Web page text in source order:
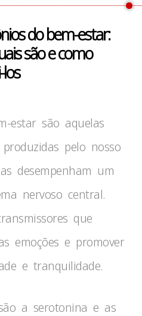
do bem-estar:
são e como
estar são aquelas
pelo nosso
desempenham um
nervoso central.
que
emoções e promover
e tranquilidade.
a serotonina e as